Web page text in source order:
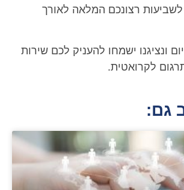
רצונכם המלאה לאורך
ונציגנו ישמחו להעניק לכם שירות
לקרואטית.
גם: